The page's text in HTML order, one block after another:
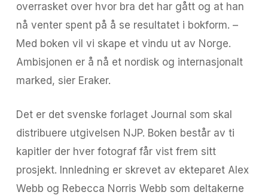
overrasket over hvor bra det har gått og at han
nå venter spent på å se resultatet i bokform. –
Med boken vil vi skape et vindu ut av Norge.
Ambisjonen er å nå et nordisk og internasjonalt
marked, sier Eraker.
Det er det svenske forlaget Journal som skal
distribuere utgivelsen NJP. Boken består av ti
kapitler der hver fotograf får vist frem sitt
prosjekt. Innledning er skrevet av ekteparet Alex
Webb og Rebecca Norris Webb som deltakerne